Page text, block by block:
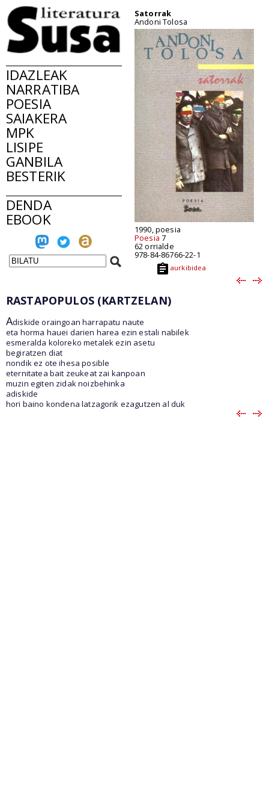
IDAZLEAK
NARRATIBA
POESIA
SAIAKERA
MPK
LISIPE
GANBILA
BESTERIK
DENDA
EBOOK
Satorrak
Andoni Tolosa
1990, poesia
Poesia 7
62 orrialde
978-84-86766-22-1
aurkibidea
RASTAPOPULOS (KARTZELAN)
Adiskide oraingoan harrapatu naute
eta horma hauei darien harea ezin estali nabilek
esmeralda koloreko metalek ezin asetu
begiratzen diat
nondik ez ote ihesa posible
eternitatea bait zeukeat zai kanpoan
muzin egiten zidak noizbehinka
adiskide
hori baino kondena latzagorik ezagutzen al duk